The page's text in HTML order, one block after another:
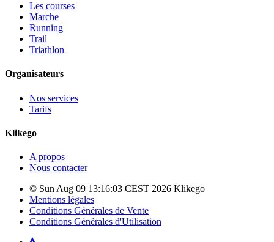
Les courses
Marche
Running
Trail
Triathlon
Organisateurs
Nos services
Tarifs
Klikego
A propos
Nous contacter
© Sun Aug 09 13:16:03 CEST 2026 Klikego
Mentions légales
Conditions Générales de Vente
Conditions Générales d'Utilisation